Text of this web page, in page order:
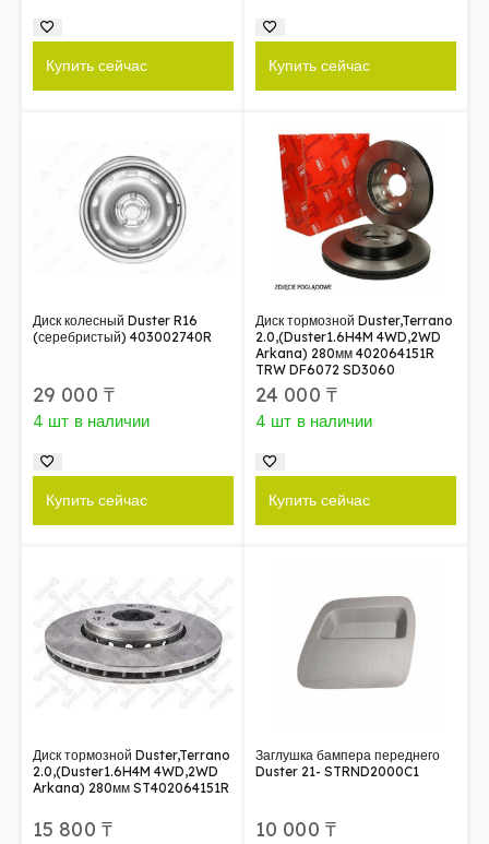
Купить сейчас Купить сейчас
Диск колесный Duster R16
(серебристый) 403002740R
29 000 ₸
4 шт в наличии
Купить сейчас
Диск тормозной Duster,Terrano
2.0,(Duster1.6H4M 4WD,2WD
Arkana) 280мм 402064151R
TRW DF6072 SD3060
24 000 ₸
4 шт в наличии
Купить сейчас
Диск тормозной Duster,Terrano
2.0,(Duster1.6H4M 4WD,2WD
Arkana) 280мм ST402064151R
15 800 ₸
Заглушка бампера переднего
Duster 21- STRND2000C1
10 000 ₸